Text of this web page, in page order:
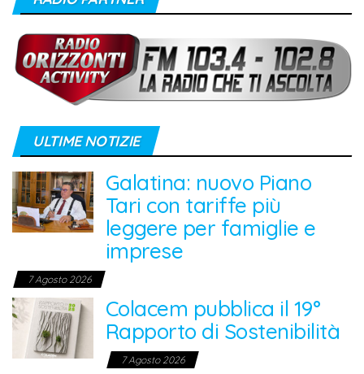
ULTIME NOTIZIE
Galatina: nuovo Piano
Tari con tariffe più
leggere per famiglie e
imprese
7 Agosto 2026
Colacem pubblica il 19°
Rapporto di Sostenibilità
7 Agosto 2026